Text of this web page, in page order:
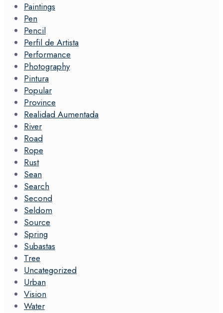
Paintings
Pen
Pencil
Perfil de Artista
Performance
Photography
Pintura
Popular
Province
Realidad Aumentada
River
Road
Rope
Rust
Sean
Search
Second
Seldom
Source
Spring
Subastas
Tree
Uncategorized
Urban
Vision
Water